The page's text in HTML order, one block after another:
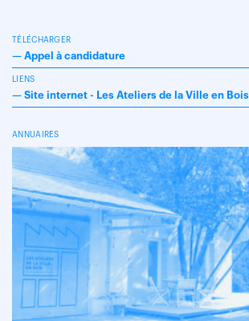
TÉLÉCHARGER
— Appel à candidature
LIENS
— Site internet - Les Ateliers de la Ville en Bois
ANNUAIRES